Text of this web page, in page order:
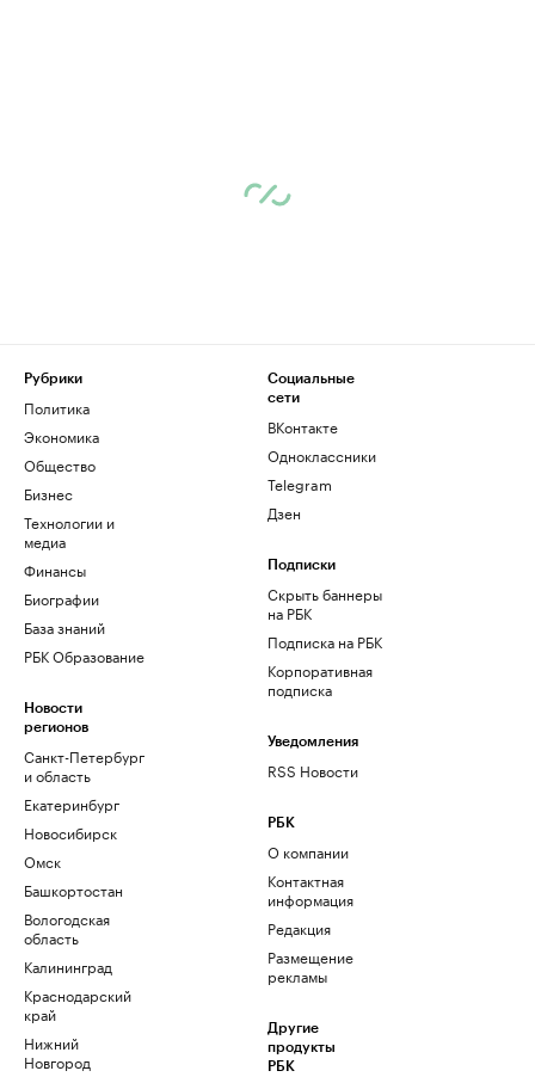
Рубрики
Политика
Экономика
Общество
Бизнес
Технологии и
медиа
Финансы
Биографии
База знаний
РБК Образование
Новости
регионов
Санкт-Петербург
и область
Екатеринбург
Новосибирск
Омск
Башкортостан
Вологодская
область
Калининград
Краснодарский
край
Нижний
Новгород
Социальные
сети
ВКонтакте
Одноклассники
Telegram
Дзен
Подписки
Скрыть баннеры
на РБК
Подписка на РБК
Корпоративная
подписка
Уведомления
RSS Новости
РБК
О компании
Контактная
информация
Редакция
Размещение
рекламы
Другие
продукты
РБК